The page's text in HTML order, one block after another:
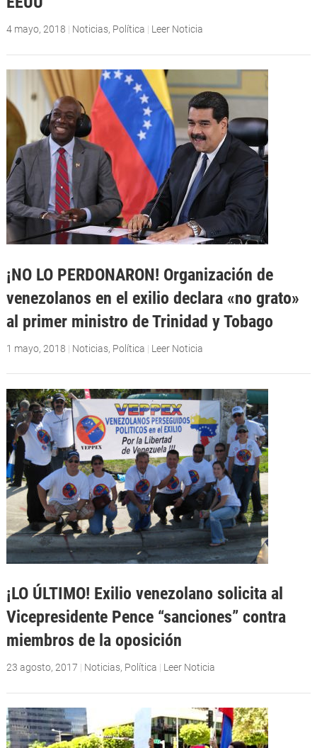
4 mayo, 2018 | Noticias, Política | Leer Noticia
¡NO LO PERDONARON! Organización de
venezolanos en el exilio declara «no grato»
al primer ministro de Trinidad y Tobago
1 mayo, 2018 | Noticias, Política | Leer Noticia
¡LO ÚLTIMO! Exilio venezolano solicita al
Vicepresidente Pence “sanciones” contra
miembros de la oposición
23 agosto, 2017 | Noticias, Política | Leer Noticia